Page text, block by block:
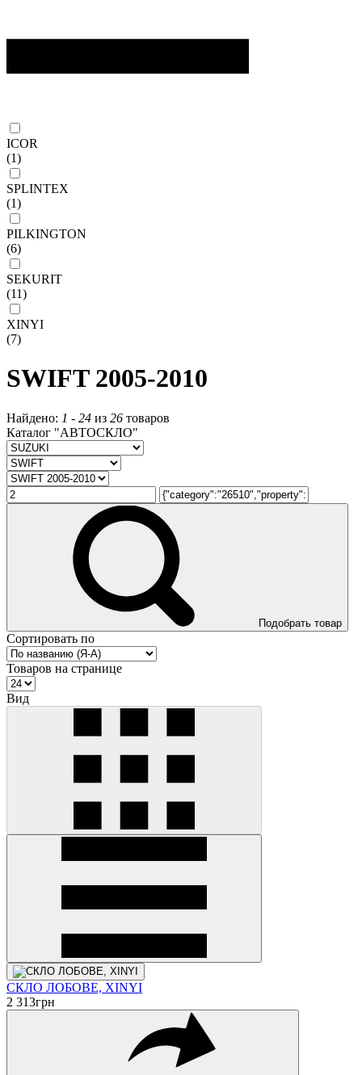
ICOR
(1)
SPLINTEX
(1)
PILKINGTON
(6)
SEKURIT
(11)
XINYI
(7)
SWIFT 2005-2010
Найдено: 1 - 24 из 26 товаров
Каталог "АВТОСКЛО"
Подобрать товар
Сортировать по
Товаров на странице
Вид
СКЛО ЛОБОВЕ, XINYI
2 313грн